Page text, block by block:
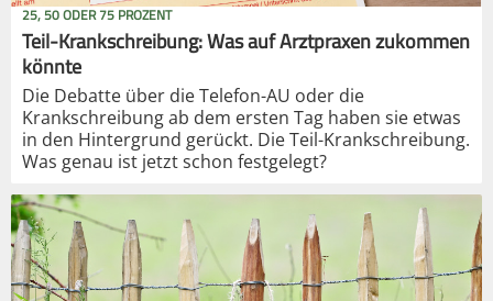
25, 50 ODER 75 PROZENT
Teil-Krankschreibung: Was auf Arztpraxen zukommen
könnte
Die Debatte über die Telefon-AU oder die
Krankschreibung ab dem ersten Tag haben sie etwas
in den Hintergrund gerückt. Die Teil-Krankschreibung.
Was genau ist jetzt schon festgelegt?